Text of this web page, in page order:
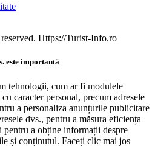
Https://Turist-Info.ro
este importantă
tehnologii, cum ar fi modulele
caracter personal, precum adresele
a personaliza anunțurile publicitare
dvs., pentru a măsura eficiența
a obține informații despre
și conținutul. Faceți clic mai jos